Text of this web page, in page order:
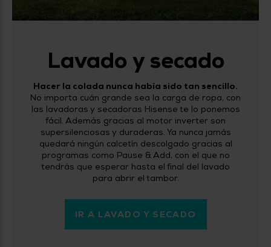
Lavado y secado
Hacer la colada nunca había sido tan sencillo.
No importa cuán grande sea la carga de ropa, con
las lavadoras y secadoras Hisense te lo ponemos
fácil. Además gracias al motor inverter son
supersilenciosas y duraderas. Ya nunca jamás
quedará ningún calcetín descolgado gracias al
programas como Pause & Add, con el que no
tendrás que esperar hasta el final del lavado
para abrir el tambor.
IR A LAVADO Y SECADO